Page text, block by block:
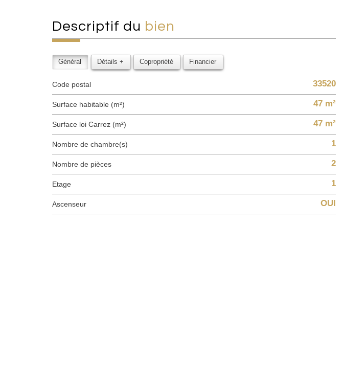
descriptif du bien
Général Détails + Copropriété Financier
Code postal 33520
Surface habitable (m²) 47 m²
Surface loi Carrez (m²) 47 m²
Nombre de chambre(s) 1
Nombre de pièces 2
Etage 1
Ascenseur OUI